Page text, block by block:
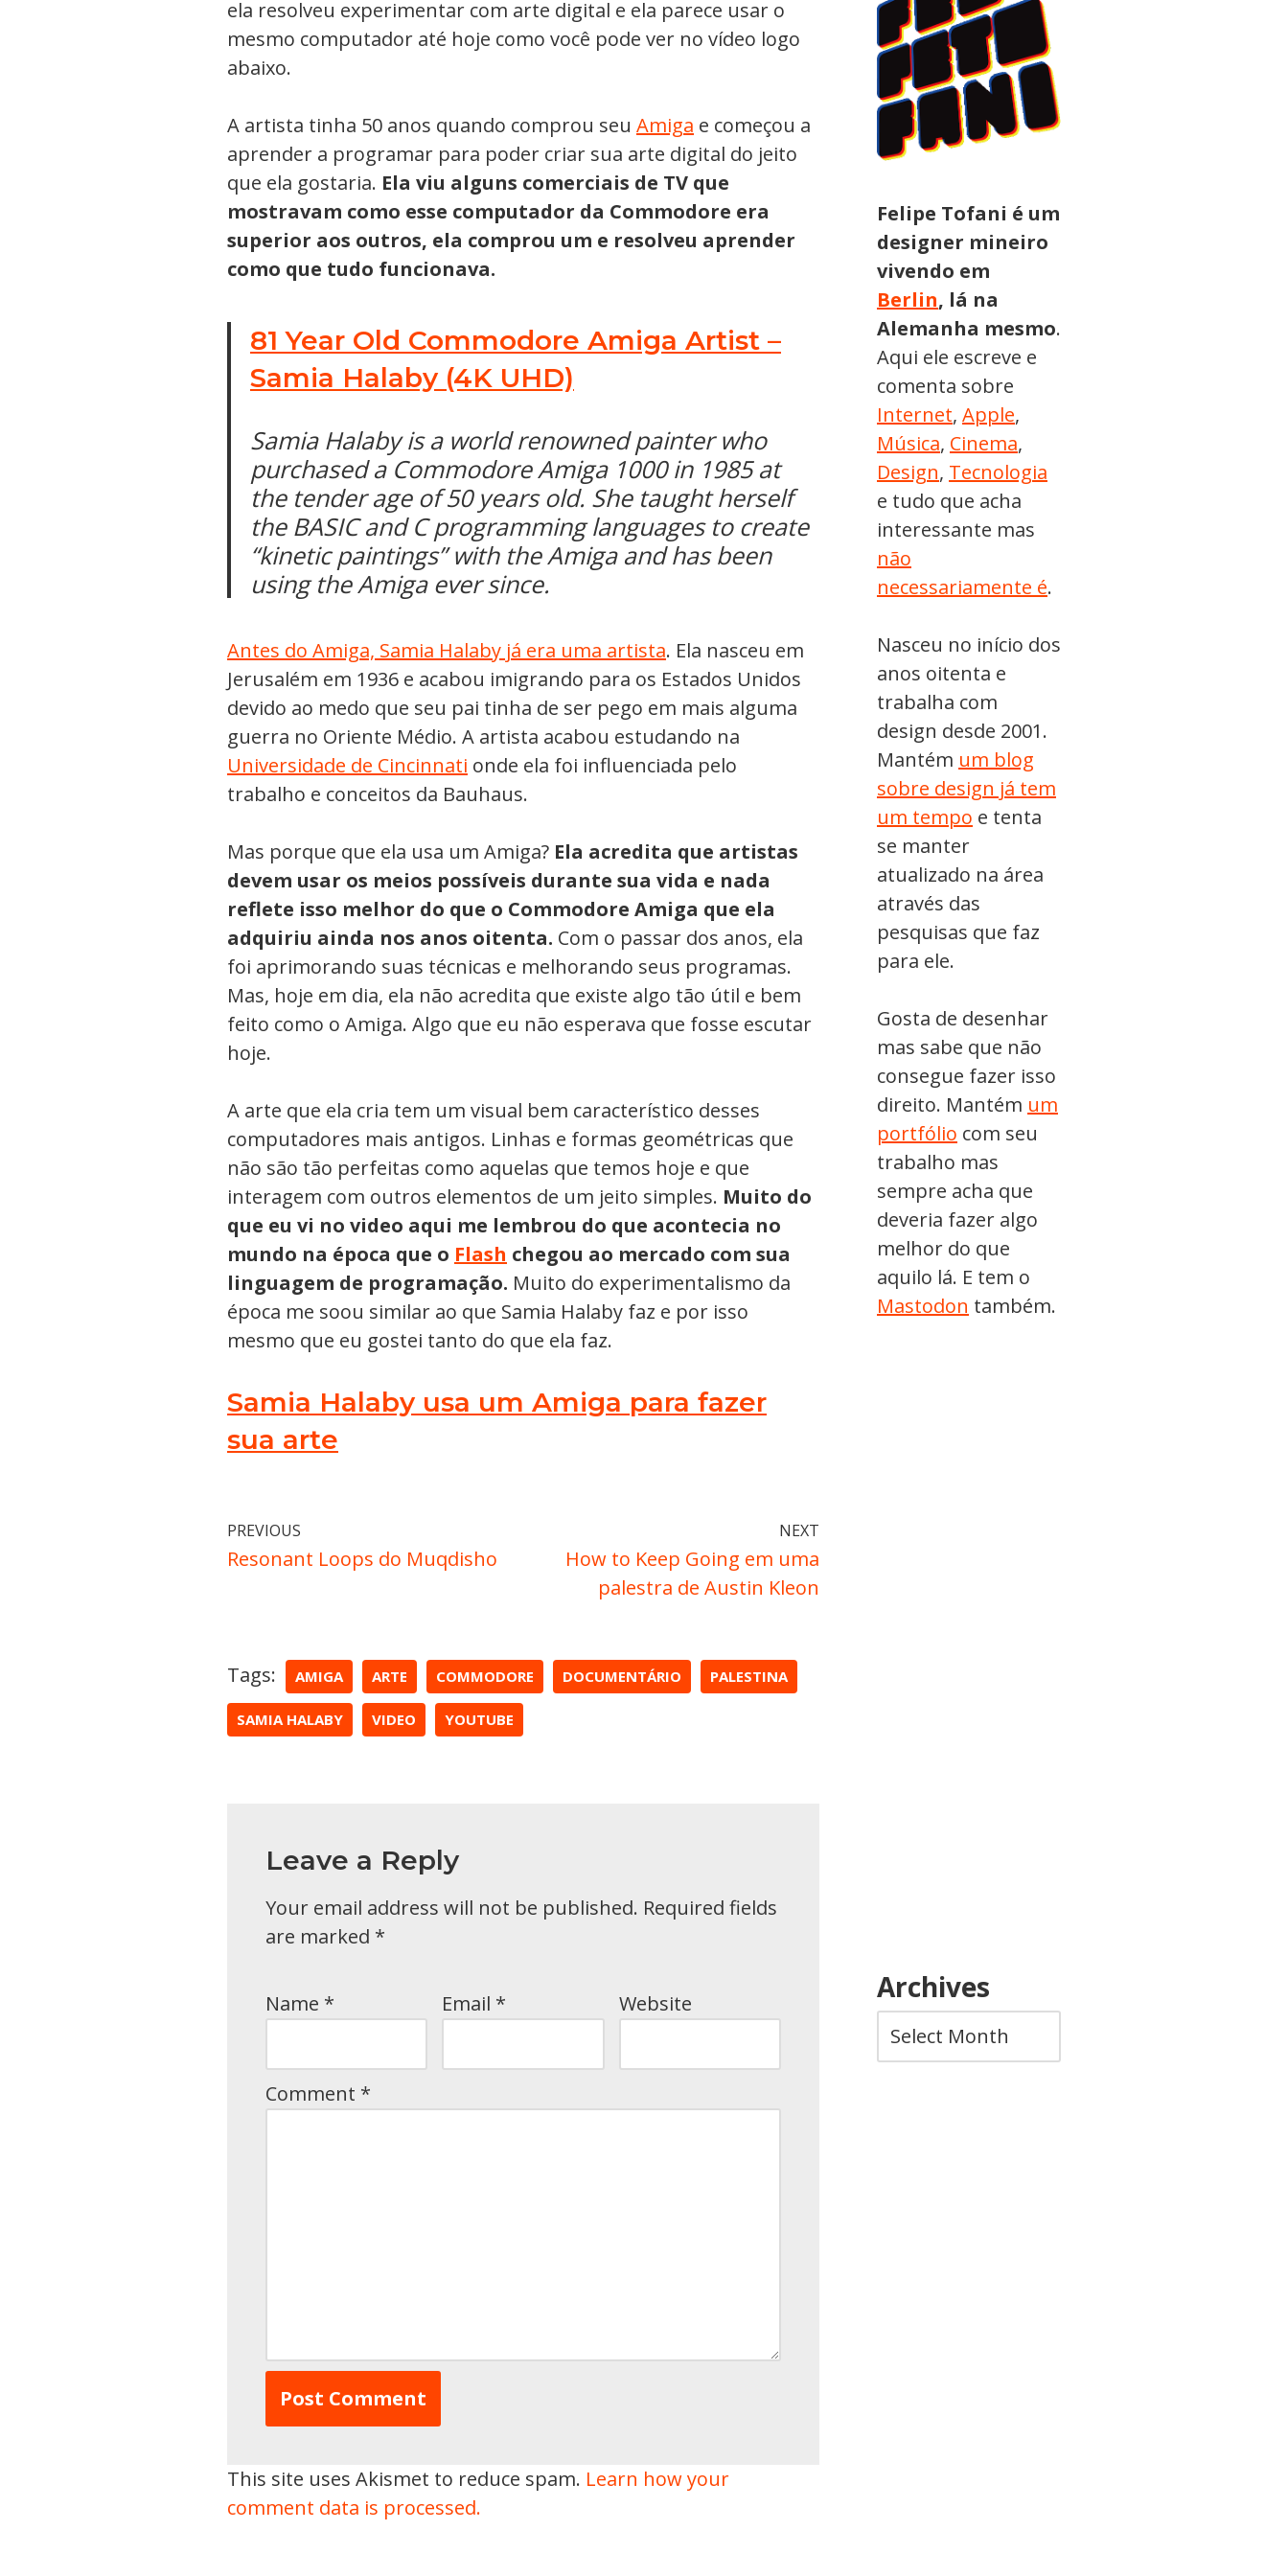
ela resolveu experimentar com arte digital e ela parece usar o
mesmo computador até hoje como você pode ver no vídeo logo
abaixo.
A artista tinha 50 anos quando comprou seu Amiga e começou a
aprender a programar para poder criar sua arte digital do jeito
que ela gostaria. Ela viu alguns comerciais de TV que
mostravam como esse computador da Commodore era
superior aos outros, ela comprou um e resolveu aprender
como que tudo funcionava.
81 Year Old Commodore Amiga Artist –
Samia Halaby (4K UHD)
Samia Halaby is a world renowned painter who
purchased a Commodore Amiga 1000 in 1985 at
the tender age of 50 years old. She taught herself
the BASIC and C programming languages to create
“kinetic paintings” with the Amiga and has been
using the Amiga ever since.
Antes do Amiga, Samia Halaby já era uma artista. Ela nasceu em
Jerusalém em 1936 e acabou imigrando para os Estados Unidos
devido ao medo que seu pai tinha de ser pego em mais alguma
guerra no Oriente Médio. A artista acabou estudando na
Universidade de Cincinnati onde ela foi influenciada pelo
trabalho e conceitos da Bauhaus.
Mas porque que ela usa um Amiga? Ela acredita que artistas
devem usar os meios possíveis durante sua vida e nada
reflete isso melhor do que o Commodore Amiga que ela
adquiriu ainda nos anos oitenta. Com o passar dos anos, ela
foi aprimorando suas técnicas e melhorando seus programas.
Mas, hoje em dia, ela não acredita que existe algo tão útil e bem
feito como o Amiga. Algo que eu não esperava que fosse escutar
hoje.
A arte que ela cria tem um visual bem característico desses
computadores mais antigos. Linhas e formas geométricas que
não são tão perfeitas como aquelas que temos hoje e que
interagem com outros elementos de um jeito simples. Muito do
que eu vi no video aqui me lembrou do que acontecia no
mundo na época que o Flash chegou ao mercado com sua
linguagem de programação. Muito do experimentalismo da
época me soou similar ao que Samia Halaby faz e por isso
mesmo que eu gostei tanto do que ela faz.
Samia Halaby usa um Amiga para fazer
sua arte
PREVIOUS
Resonant Loops do Muqdisho
NEXT
How to Keep Going em uma
palestra de Austin Kleon
Tags: AMIGA ARTE COMMODORE DOCUMENTÁRIO PALESTINA
SAMIA HALABY VIDEO YOUTUBE
Leave a Reply
Your email address will not be published. Required fields
are marked *
Name * Email * Website
Comment *
This site uses Akismet to reduce spam. Learn how your
comment data is processed.
Felipe Tofani é um
designer mineiro
vivendo em
Berlin, lá na
Alemanha mesmo.
Aqui ele escreve e
comenta sobre
Internet, Apple,
Música, Cinema,
Design, Tecnologia
e tudo que acha
interessante mas
não
necessariamente é.
Nasceu no início dos
anos oitenta e
trabalha com
design desde 2001.
Mantém um blog
sobre design já tem
um tempo e tenta
se manter
atualizado na área
através das
pesquisas que faz
para ele.
Gosta de desenhar
mas sabe que não
consegue fazer isso
direito. Mantém um
portfólio com seu
trabalho mas
sempre acha que
deveria fazer algo
melhor do que
aquilo lá. E tem o
Mastodon também.
Archives